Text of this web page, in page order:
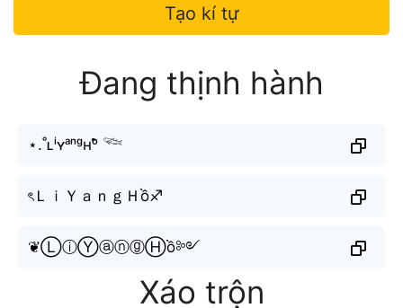
Tạo kí tự
Đang thịnh hành
⋆.˚ʟⁱʏᵃⁿᵍʜᵒ̂̀ 𓆝
ৎＬｉＹａｎｇＨồ♐︎
❦︎ⓁⓘⓎⓐⓝⓖⒽồ༻
Xáo trộn